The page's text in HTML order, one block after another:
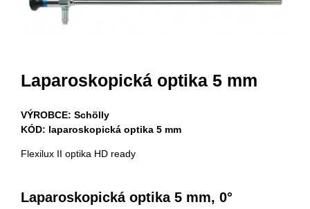
Laparoskopická optika 5 mm
VÝROBCE: Schölly
KÓD: laparoskopická optika 5 mm
Flexilux II optika HD ready
Laparoskopická optika 5 mm, 0°